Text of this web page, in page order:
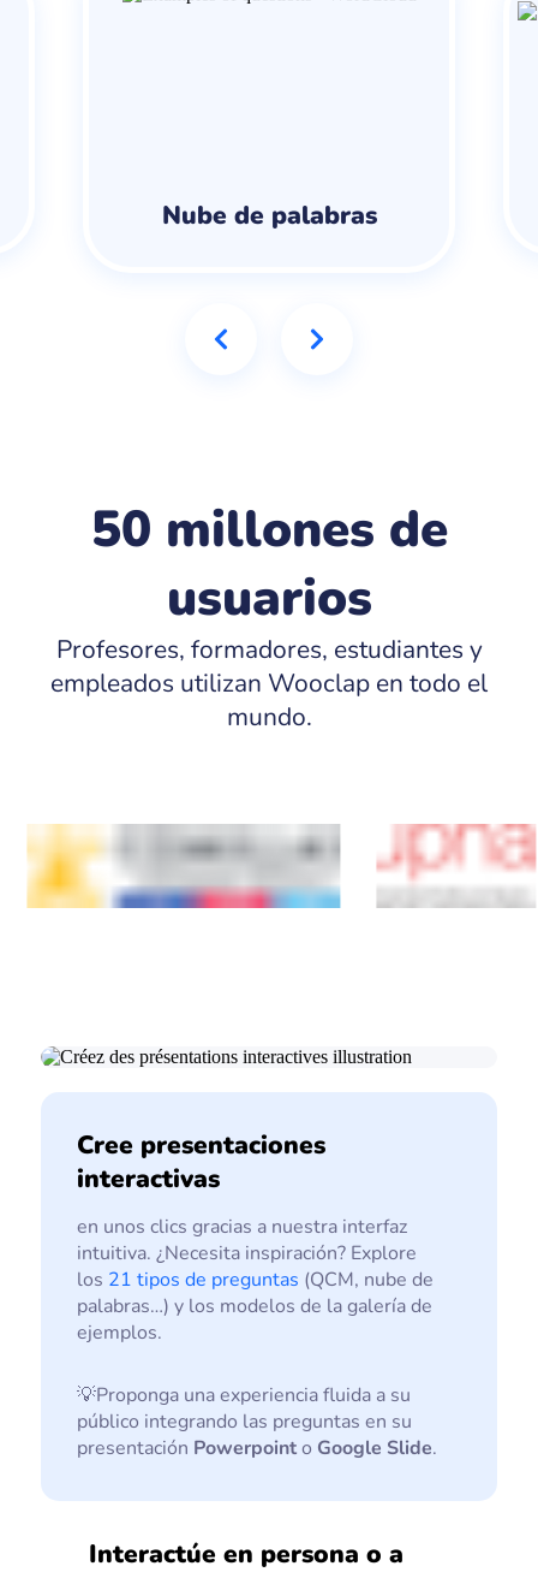
Nube de palabras
50 millones de
usuarios
Profesores, formadores, estudiantes y
empleados utilizan Wooclap en todo el
mundo.
Cree presentaciones
interactivas
en unos clics gracias a nuestra interfaz
intuitiva. ¿Necesita inspiración? Explore
los 21 tipos de preguntas (QCM, nube de
palabras…) y los modelos de la galería de
ejemplos.
💡Proponga una experiencia fluida a su
público integrando las preguntas en su
presentación Powerpointo Google Slide.
Interactúe en persona o a